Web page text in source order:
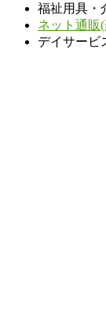
福祉用具・
ネット通販
デイサービ